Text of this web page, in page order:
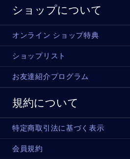
ショップについて
オンライン ショップ特典
ショップリスト
お友達紹介プログラム
規約について
特定商取引法に基づく表示
会員規約